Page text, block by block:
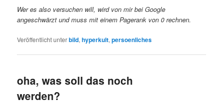
Wer es also versuchen will, wird von mir bei Google
angeschwärzt und muss mit einem Pagerank von 0 rechnen.
Veröffentlicht unterbild,hyperkult,persoenliches
oha, was soll das noch
werden?